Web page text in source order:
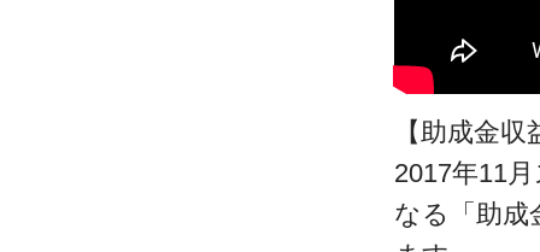
【助成金
2017年11
なる「助成